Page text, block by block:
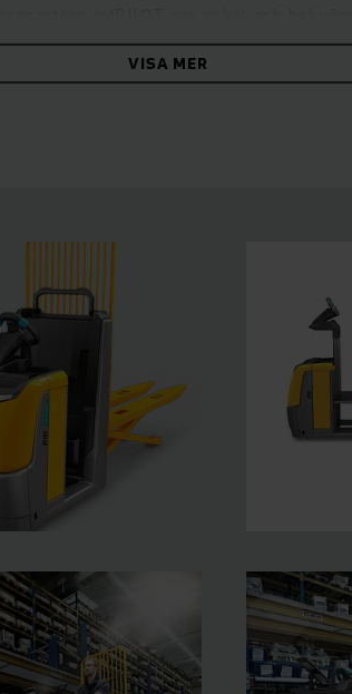
ger optimal sikt runt om och
är perfekt för förbättrade
VISA MER